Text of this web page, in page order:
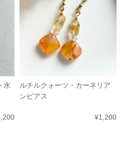
水
ルチルクォーツ・カーネリア
ンピアス
¥1,200